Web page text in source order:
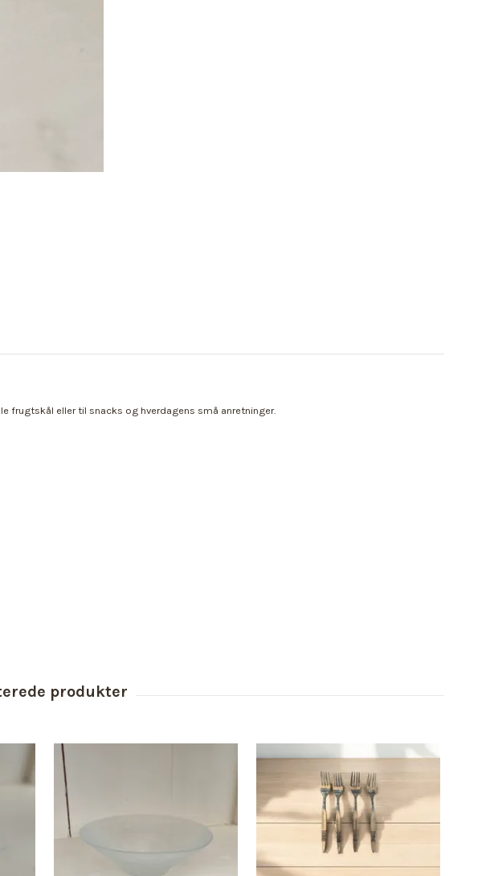
frugtskål eller til snacks og hverdagens små anretninger.